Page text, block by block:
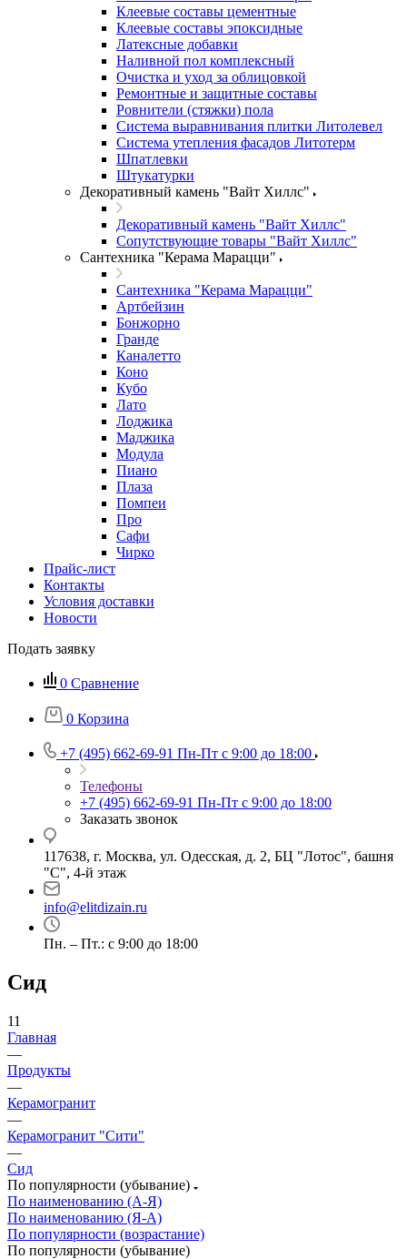
Клеевые составы цементные
Клеевые составы эпоксидные
Латексные добавки
Наливной пол комплексный
Очистка и уход за облицовкой
Ремонтные и защитные составы
Ровнители (стяжки) пола
Система выравнивания плитки Литолевел
Система утепления фасадов Литотерм
Шпатлевки
Штукатурки
Декоративный камень "Вайт Хиллс"
Декоративный камень "Вайт Хиллс"
Сопутствующие товары "Вайт Хиллс"
Сантехника "Керама Марацци"
Сантехника "Керама Марацци"
Артбейзин
Бонжорно
Гранде
Каналетто
Коно
Кубо
Лато
Лоджика
Маджика
Модула
Пиано
Плаза
Помпеи
Про
Сафи
Чирко
Прайс-лист
Контакты
Условия доставки
Новости
Подать заявку
0 Сравнение
0 Корзина
+7 (495) 662-69-91 Пн-Пт c 9:00 до 18:00
Телефоны
+7 (495) 662-69-91 Пн-Пт c 9:00 до 18:00
Заказать звонок
117638, г. Москва, ул. Одесская, д. 2, БЦ "Лотос", башня
"С", 4-й этаж
info@elitdizain.ru
Пн. – Пт.: с 9:00 до 18:00
Сид
11
Главная
—
Продукты
—
Керамогранит
—
Керамогранит "Сити"
—
Сид
По популярности (убывание)
По наименованию (А-Я)
По наименованию (Я-А)
По популярности (возрастание)
По популярности (убывание)